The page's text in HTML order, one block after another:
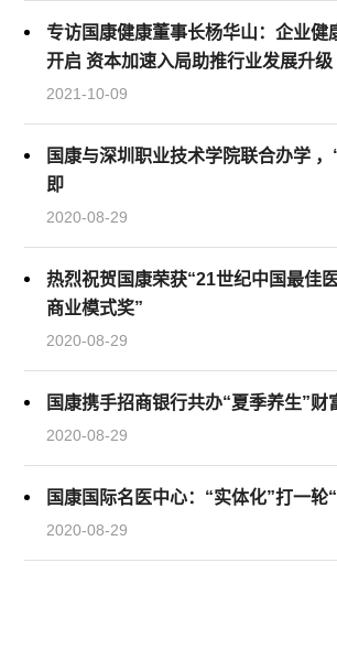
专访国康健康董事长杨华山：企业健
开启 资本加速入局助推行业发展升级
2021-10-09
国康与深圳职业技术学院联合办学
即
2020-08-29
热烈祝贺国康荣获“21世纪中国最佳
商业模式奖”
2020-08-29
国康携手招商银行共办“夏季养生”财
2020-08-29
国康国际名医中心：“实体化”打一轮
2020-08-29